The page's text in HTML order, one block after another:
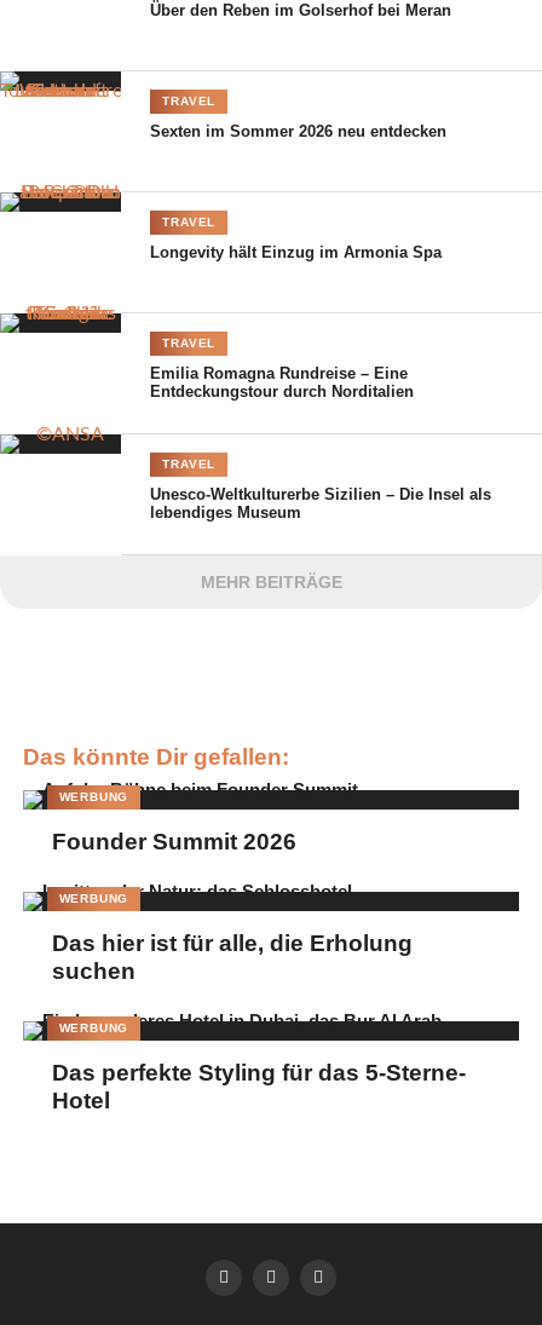
Über den Reben im Golserhof bei Meran
TRAVEL
Sexten im Sommer 2026 neu entdecken
TRAVEL
Longevity hält Einzug im Armonia Spa
TRAVEL
Emilia Romagna Rundreise – Eine
Entdeckungstour durch Norditalien
TRAVEL
Unesco-Weltkulturerbe Sizilien – Die Insel als
lebendiges Museum
MEHR BEITRÄGE
Das könnte Dir gefallen:
WERBUNG
Founder Summit 2026
WERBUNG
Das hier ist für alle, die Erholung
suchen
WERBUNG
Das perfekte Styling für das 5-Sterne-
Hotel